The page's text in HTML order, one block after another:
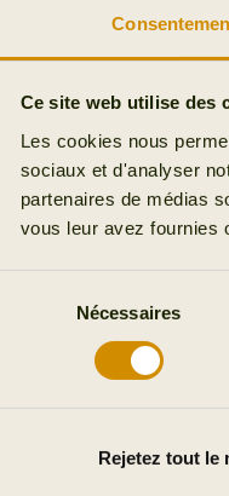
Ce site web utilise des
Les cookies nous
sociaux et d'analyser
partenaires de médias
vous leur avez fournies
consentement
Nécessaires
Rejetez tout le